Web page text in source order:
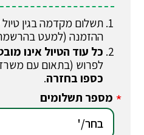
תשלום מקדמה בגין
ההזמנה (למעט
כל עוד הטיול אינו
לפרוש (בתאום עם
כספו בחזרה.
* מספר תשלומים